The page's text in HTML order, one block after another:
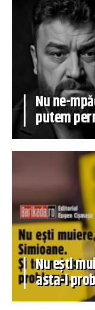
Nu ne-
putem
Nu ești
asta-i